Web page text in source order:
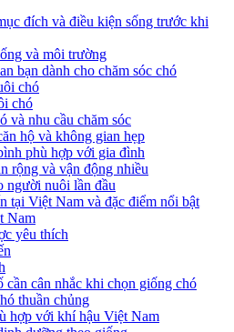
đích và điều kiện sống trước khi
và môi trường
bạn dành cho chăm sóc chó
chó
chó
và nhu cầu chăm sóc
hộ và không gian hẹp
phù hợp với gia đình
rộng và vận động nhiều
người nuôi lần đầu
tại Việt Nam và đặc điểm nổi bật
Nam
yêu thích
cần cân nhắc khi chọn giống chó
thuần chủng
hợp với khí hậu Việt Nam